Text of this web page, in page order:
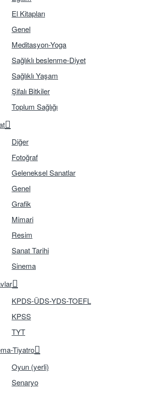
El Kitapları
Genel
Meditasyon-Yoga
Sağlıklı beslenme-Diyet
Sağlıklı Yaşam
Şifalı Bitkiler
Toplum Sağlığı
Diğer
Fotoğraf
Geleneksel Sanatlar
Genel
Grafik
Mimari
Resim
Sanat Tarihi
Sinema
KPDS-ÜDS-YDS-TOEFL
KPSS
TYT
Tiyatro
Oyun (yerli)
Senaryo